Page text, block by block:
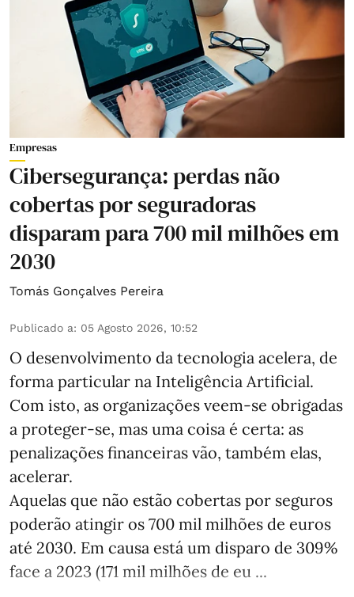
Empresas
Cibersegurança: perdas não
cobertas por seguradoras
disparam para 700 mil milhões em
2030
Tomás Gonçalves Pereira
Publicado a: 05 Agosto 2026, 10:52
O desenvolvimento da tecnologia acelera, de
forma particular na Inteligência Artificial.
Com isto, as organizações veem-se obrigadas
a proteger-se, mas uma coisa é certa: as
penalizações financeiras vão, também elas,
acelerar.
Aquelas que não estão cobertas por seguros
poderão atingir os 700 mil milhões de euros
até 2030. Em causa está um disparo de 309%
face a 2023 (171 mil milhões de eu ...